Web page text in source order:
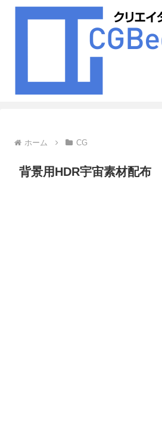
ホーム CG
背景用HDR宇宙素材配布